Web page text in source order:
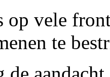
op vele
te